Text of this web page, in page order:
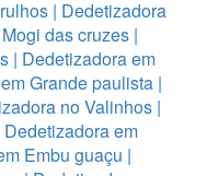
| Dedetizadora
das cruzes |
| Dedetizadora em
Grande paulista |
no Valinhos |
Dedetizadora em
Embu guaçu |